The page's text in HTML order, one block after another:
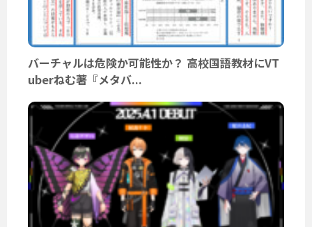
バーチャルは危険か可能性か？ 高校国語教材にVT
uberねむ著『メタバ...